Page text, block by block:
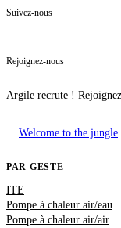
Suivez-nous
Rejoignez-nous
Argile recrute !
Welcome to the jungle
PAR GESTE
ITE
Pompe à chaleur air/eau
Pompe à chaleur air/air